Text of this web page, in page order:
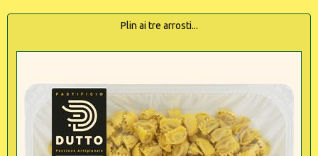
Plin ai tre arrosti...